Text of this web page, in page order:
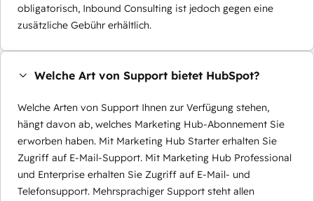
obligatorisch, Inbound Consulting ist jedoch gegen eine
zusätzliche Gebühr erhältlich.
Welche Art von Support bietet HubSpot?
Welche Arten von Support Ihnen zur Verfügung stehen,
hängt davon ab, welches Marketing Hub-Abonnement Sie
erworben haben. Mit Marketing Hub Starter erhalten Sie
Zugriff auf E-Mail-Support. Mit Marketing Hub Professional
und Enterprise erhalten Sie Zugriff auf E-Mail- und
Telefonsupport. Mehrsprachiger Support steht allen